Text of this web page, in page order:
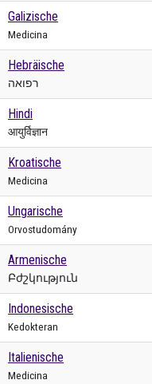
Galizische
Medicina
Hebräische
רפואה
Hindi
आयुर्विज्ञान
Kroatische
Medicina
Ungarische
Orvostudomány
Armenische
Բժշկություն
Indonesische
Kedokteran
Italienische
Medicina